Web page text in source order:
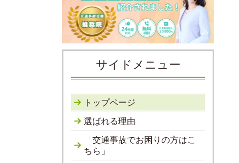
サイドメニュー
トップページ
選ばれる理由
「交通事故でお困りの方はこ
ちら」